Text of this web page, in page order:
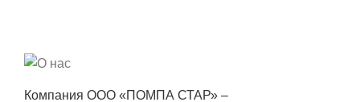
Компания ООО «ПОМПА СТАР» –